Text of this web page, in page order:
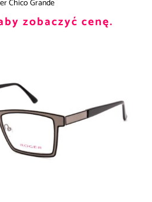
Chico Grande
zobaczyć cenę.